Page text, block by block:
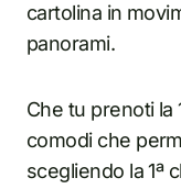
cartolina in
panorami.
Che tu prenoti la
comodi che
scegliendo la 1ª